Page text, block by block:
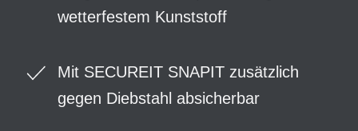
wetterfestem Kunststoff
Mit SECUREIT SNAPIT zusätzlich
gegen Diebstahl absicherbar